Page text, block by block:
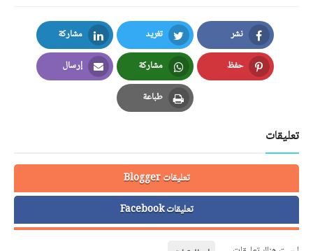
نشر
Facebook
تغريد
Twitter
مشاركة
LinkedIn
حفظ
Pinterest
مشاركة
Whatsapp
إرسال
Email
طباعة
Print
تعليقات
تعليقات Blogger
تعليقات Facebook